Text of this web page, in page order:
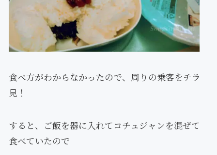
食べ方がわからなかったので、周りの乗客をチラ
見！
すると、ご飯を器に入れてコチュジャンを混ぜて
食べていたので